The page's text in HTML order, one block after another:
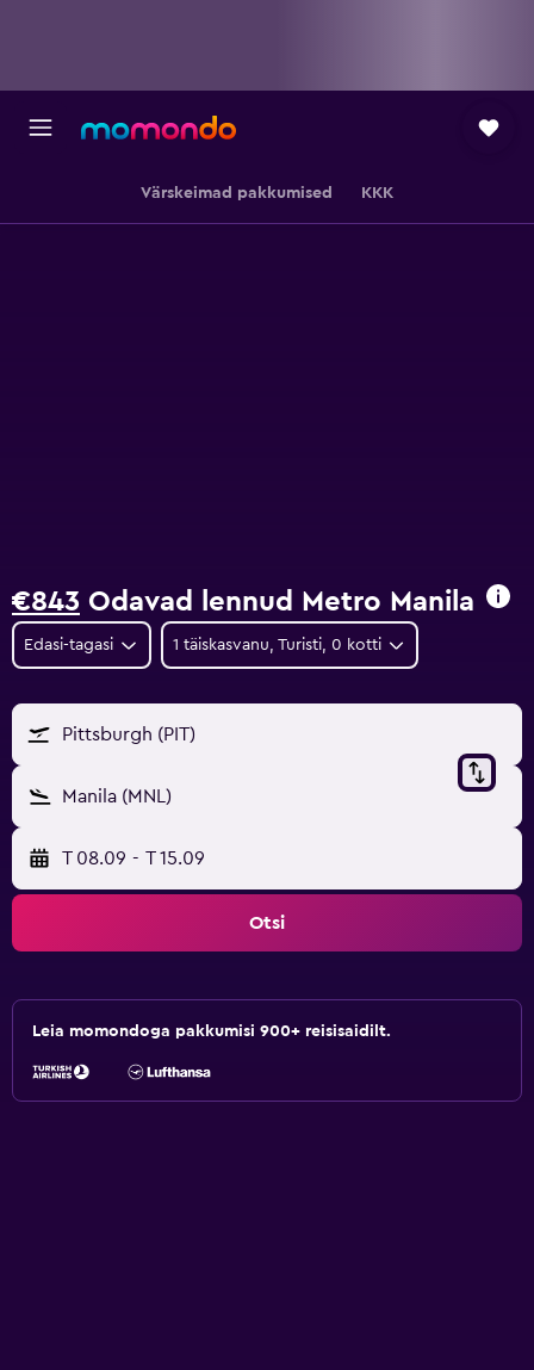
Värskeimad pakkumised KKK
€843 Odavad lennud Metro Manila
Edasi-tagasi 1 täiskasvanu, Turisti, 0 kotti
Pittsburgh (PIT)
Manila (MNL)
T 08.09 - T 15.09
Otsi
Leia momondoga pakkumisi 900+ reisisaidilt.